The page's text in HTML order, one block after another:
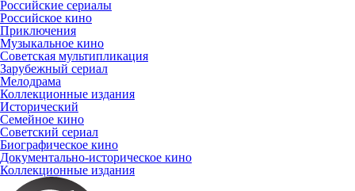
Российские сериалы
Российское кино
Приключения
Музыкальное кино
Советская мультипликация
Зарубежный сериал
Мелодрама
Коллекционные издания
Исторический
Семейное кино
Советский сериал
Биографическое кино
Документально-историческое кино
Коллекционные издания